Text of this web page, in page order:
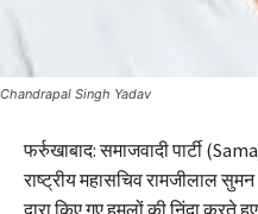
Chandrapal Singh Yadav
फर्रुखाबाद: समाजवादी पार्टी
राष्ट्रीय महासचिव रामजीलाल
द्वारा किए गए हमलों की निंदा करते